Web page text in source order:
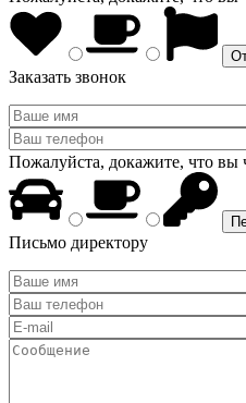
Заказать звонок
Пожалуйста, докажите, что вы
Письмо директору